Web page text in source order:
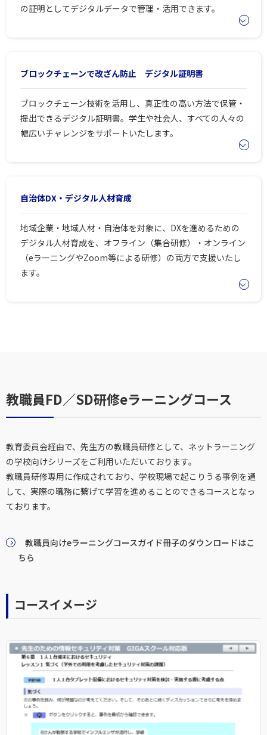
の証明としてデジタルデータで管理・活用できます。
ブロックチェーンで改ざん防止 デジタル証明書
ブロックチェーン技術を活用し、真正性の高い方法で保管・
提出できるデジタル証明書。学生や社会人、すべての人々の
幅広いチャレンジをサポートいたします。
自治体DX・デジタル人材育成
地域企業・地域人材・自治体を対象に、DXを進めるための
デジタル人材育成を、オフライン（集合研修）・オンライン
（eラーニングやZoom等による研修）の両方で支援いたし
ます。
教職員FD／SD研修eラーニングコース
教育委員会経由で、先生方の教職員研修として、ネットラーニング
の学校向けシリーズをご利用いただいております。
教職員研修専用に作成されており、学校現場で起こりうる事例を通
して、実際の職務に繋げて学習を進めることのできるコースとなっ
ております。
教職員向けeラーニングコースガイド冊子のダウンロードはこ
ちら
コースイメージ